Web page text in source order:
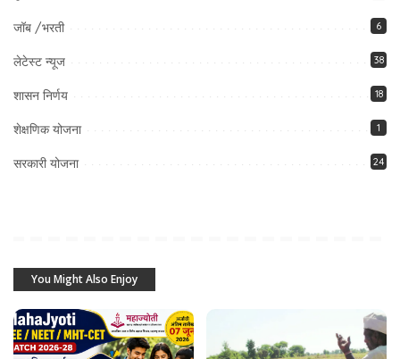
जॉब /भरती 6
लेटेस्ट न्यूज 38
शासन निर्णय 18
शेक्षणिक योजना 1
सरकारी योजना 24
You Might Also Enjoy